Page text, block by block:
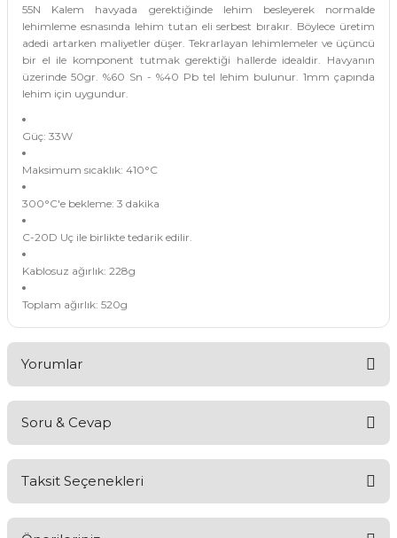
55N Kalem havyada gerektiğinde lehim besleyerek normalde
lehimleme esnasında lehim tutan eli serbest bırakır. Böylece üretim
adedi artarken maliyetler düşer. Tekrarlayan lehimlemeler ve üçüncü
bir el ile komponent tutmak gerektiği hallerde idealdir. Havyanın
üzerinde 50gr. %60 Sn - %40 Pb tel lehim bulunur. 1mm çapında
lehim için uygundur.
Güç: 33W
Maksimum sıcaklık: 410°C
300°C'e bekleme: 3 dakika
C-20D Uç ile birlikte tedarik edilir.
Kablosuz ağırlık: 228g
Toplam ağırlık: 520g
Yorumlar
Yorum Yaz
Soru & Cevap
Taksit Seçenekleri